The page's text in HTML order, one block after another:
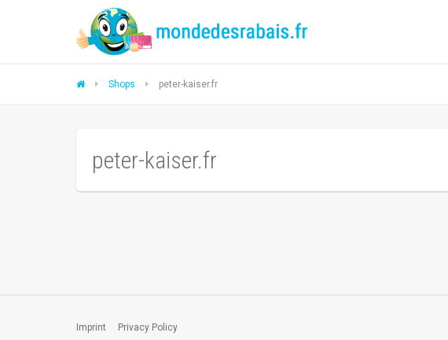
Shops peter-kaiser.fr
peter-kaiser.fr
Imprint Privacy Policy